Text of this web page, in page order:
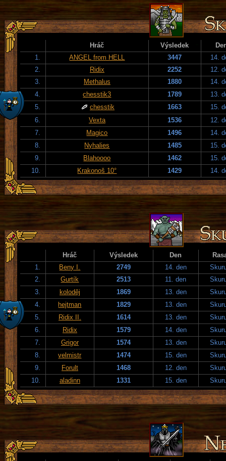
Hráč Výsledek
1.
ANGEL from HELL 3447
14.
2.
Ridix 2252
12.
3.
Methalus 1880
14.
4.
chesstik3 1789
13.
5.
chesstik 1663
15.
6.
Vexta 1536
12.
7.
Magico 1496
14.
8.
Nyhalies 1485
15.
9.
Blahoooo 1462
15.
10.
Krakonoš 10° 1429 14.
Hráč Výsledek Den
1.
Beny I. 2749 14. den
2.
Gurtík 2513 11. den
3.
koloděj 1869 13. den
4.
hejtman 1829 13. den
5.
Ridix II. 1614 13. den
6.
Ridix 1579 14. den
7.
Grigor 1574 13. den
8.
velmistr 1474 15. den
9.
Forult 1468 12. den
10.
aladinn 1331 15. den